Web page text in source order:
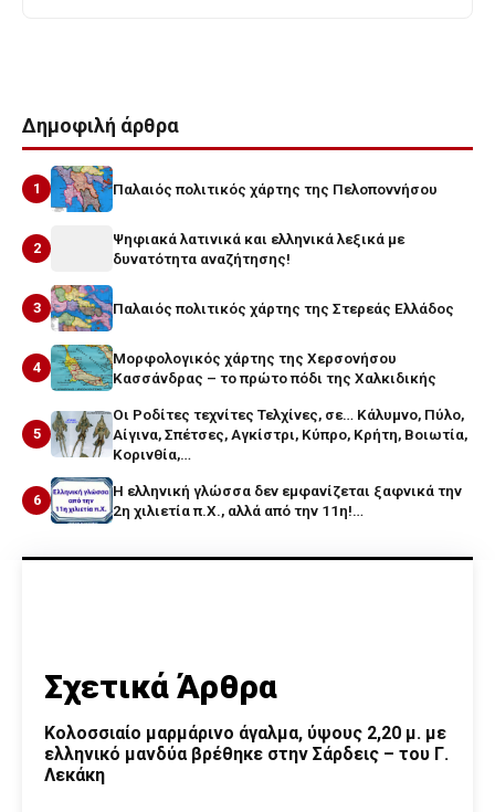
Δημοφιλή άρθρα
1 Παλαιός πολιτικός χάρτης της Πελοποννήσου
2
Ψηφιακά λατινικά και ελληνικά λεξικά με
δυνατότητα αναζήτησης!
3 Παλαιός πολιτικός χάρτης της Στερεάς Ελλάδος
4
Μορφολογικός χάρτης της Χερσονήσου
Κασσάνδρας – το πρώτο πόδι της Χαλκιδικής
5
Οι Ροδίτες τεχνίτες Τελχίνες, σε… Κάλυμνο, Πύλο,
Αίγινα, Σπέτσες, Αγκίστρι, Κύπρο, Κρήτη, Βοιωτία,
Κορινθία,…
6
Η ελληνική γλώσσα δεν εμφανίζεται ξαφνικά την
2η χιλιετία π.Χ., αλλά από την 11η!…
Σχετικά Άρθρα
Κολοσσιαίο μαρμάρινο άγαλμα, ύψους 2,20 μ. με
ελληνικό μανδύα βρέθηκε στην Σάρδεις – του Γ.
Λεκάκη